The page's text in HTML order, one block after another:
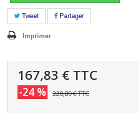
Tweet Partager
Imprimer
167,83 € TTC
-24 % 220,89 €TTC